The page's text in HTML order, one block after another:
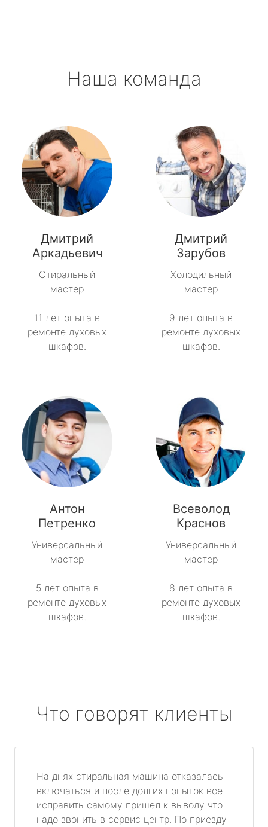
Наша команда
Дмитрий
Аркадьевич
Стиральный
мастер
11 лет опыта в
ремонте духовых
шкафов.
Дмитрий
Зарубов
Холодильный
мастер
9 лет опыта в
ремонте духовых
шкафов.
Антон
Петренко
Универсальный
мастер
5 лет опыта в
ремонте духовых
шкафов.
Всеволод
Краснов
Универсальный
мастер
8 лет опыта в
ремонте духовых
шкафов.
Что говорят клиенты
На днях стиральная машина отказалась
включаться и после долгих попыток все
исправить самому пришел к выводу что
надо звонить в сервис центр. По приезду